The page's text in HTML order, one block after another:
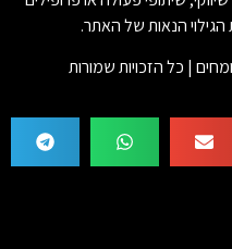
הגילוי הנאות של האתר.